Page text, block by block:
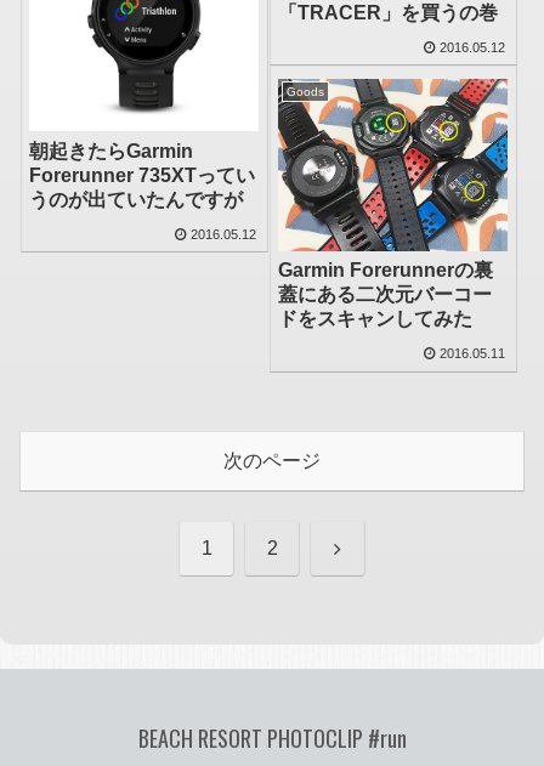
「TRACER」を買うの巻
2016.05.12
朝起きたらGarmin
Forerunner 735XTってい
うのが出ていたんですが
2016.05.12
Goods
Garmin Forerunnerの裏
蓋にある二次元バーコー
ドをスキャンしてみた
2016.05.11
次のページ
1 2 次
BEACH RESORT PHOTOCLIP #run